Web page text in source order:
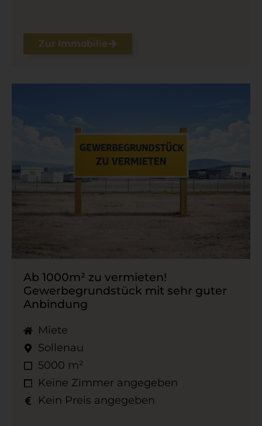
Zur Immobilie
Ab 1000m² zu vermieten!
Gewerbegrundstück mit sehr guter
Anbindung
Miete
Sollenau
5000 m²
Keine Zimmer angegeben
Kein Preis angegeben